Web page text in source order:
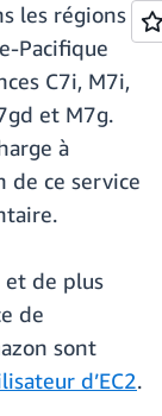
les régions
Pacifique
C7i, M7i,
et M7g.
à
de ce service
et de plus
de
sont
d’EC2.